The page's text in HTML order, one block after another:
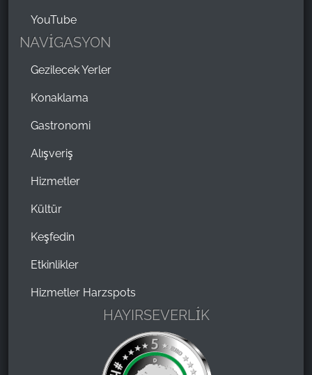
YouTube
NAVİGASYON
Gezilecek Yerler
Konaklama
Gastronomi
Alışveriş
Hizmetler
Kültür
Keşfedin
Etkinlikler
Hizmetler Harzspots
HAYIRSEVERLİK